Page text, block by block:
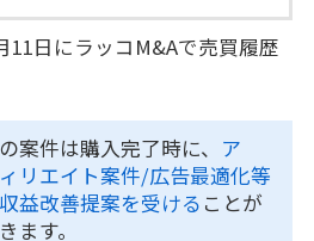
11日にラッコM&Aで売買履歴
案件は購入完了時に、 ア
リエイト案件/広告最適化等
益改善提案を受ける ことが
ます。